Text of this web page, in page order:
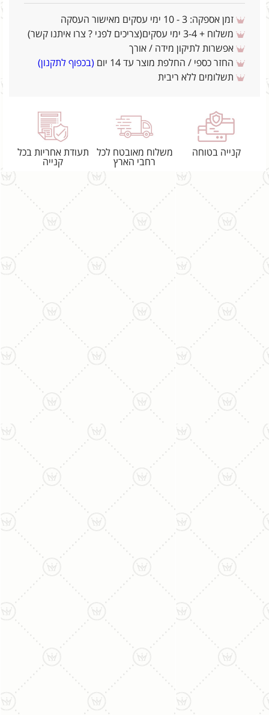
זמן אספקה: 3 - 10 ימי עסקים מאישור העסקה
משלוח + 3-4 ימי עסקים(צריכים לפני ? צרו איתנו קשר)
אפשרות לתיקון מידה / אורך
החזר כספי / החלפת מוצר עד 14 יום
(בכפוף לתקנון)
תשלומים ללא ריבית
קנייה בטוחה
משלוח מאובטח לכל
רחבי הארץ
תעודת אחריות בכל
קנייה